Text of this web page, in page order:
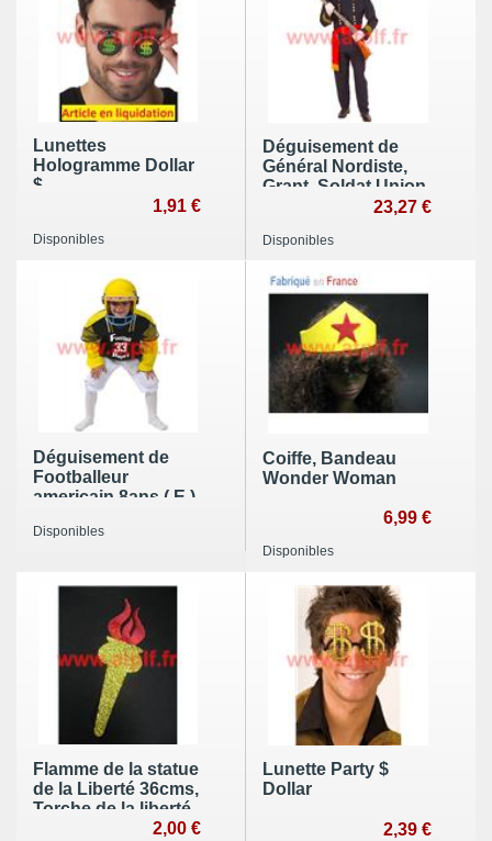
Lunettes
Hologramme Dollar
$
1,91 €
Disponibles
Déguisement de
Général Nordiste,
Grant, Soldat Union,
23,27 €
Disponibles
Déguisement de
Footballeur
americain 8ans ( E )
Disponibles
Coiffe, Bandeau
Wonder Woman
6,99 €
Disponibles
Flamme de la statue
de la Liberté 36cms,
Torche de la liberté
2,00 €
Lunette Party $
Dollar
2,39 €